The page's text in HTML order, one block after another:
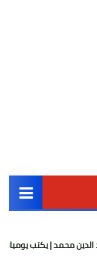
يكتب يوميات شاعر وقصيدة